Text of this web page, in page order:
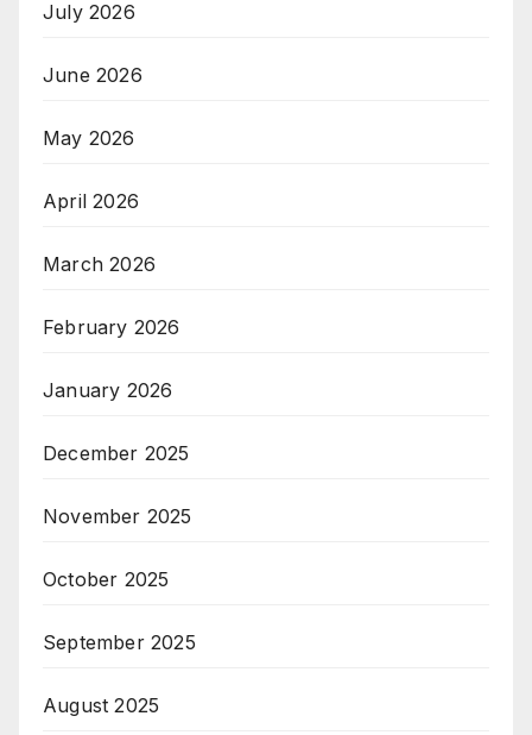
April 2026
March 2026
February 2026
January 2026
December 2025
November 2025
October 2025
September 2025
August 2025
July 2025
June 2025
May 2025